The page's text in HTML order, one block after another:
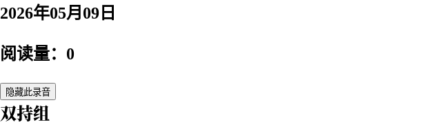
2026年05月09日
阅读量：0
隐藏此录音
双持组